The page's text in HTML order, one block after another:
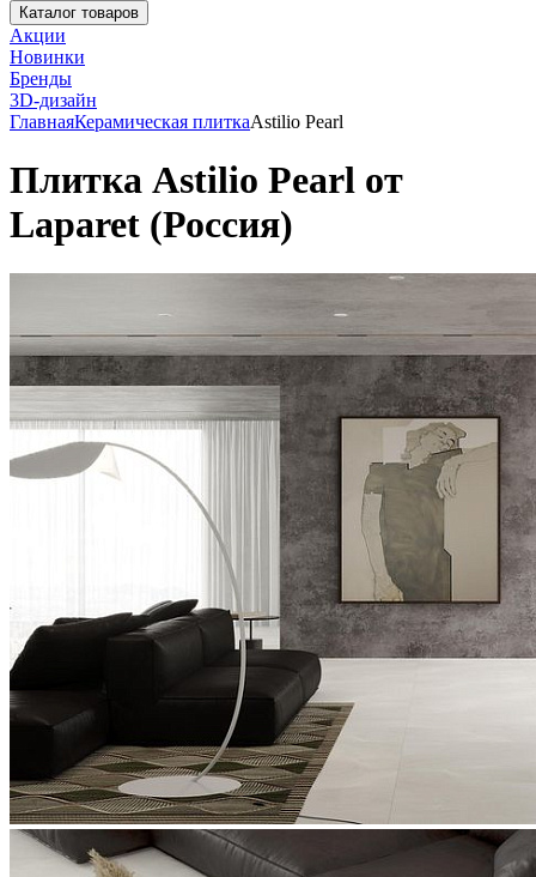
Каталог товаров
Акции
Новинки
Бренды
3D-дизайн
ГлавнаяКерамическая плиткаAstilio Pearl
Плитка Astilio Pearl от
Laparet (Россия)